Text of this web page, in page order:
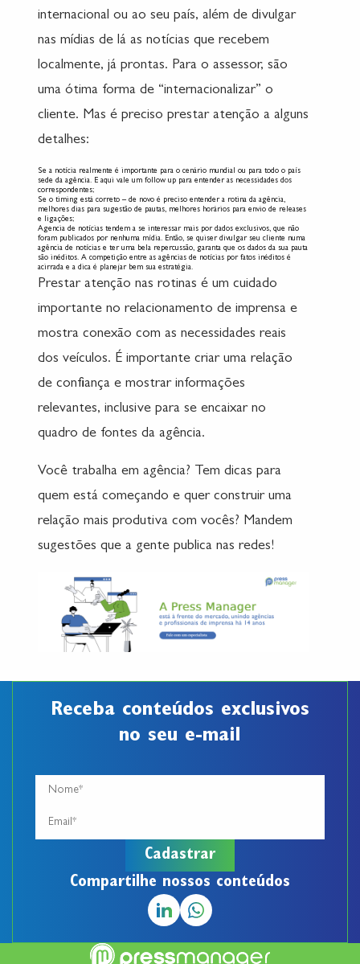
internacional ou ao seu país, além de divulgar
nas mídias de lá as notícias que recebem
localmente, já prontas. Para o assessor, são
uma ótima forma de “internacionalizar” o
cliente. Mas é preciso prestar atenção a alguns
detalhes:
Se a notícia realmente é importante para o cenário mundial ou para todo o país
sede da agência. E aqui vale um follow up para entender as necessidades dos
correspondentes;
Se o timing está correto – de novo é preciso entender a rotina da agência,
melhores dias para sugestão de pautas, melhores horários para envio de releases
e ligações;
Agencia de notícias tendem a se interessar mais por dados exclusivos, que não
foram publicados por nenhuma mídia. Então, se quiser divulgar seu cliente numa
agência de notícias e ter uma bela repercussão, garanta que os dados da sua pauta
são inéditos. A competição entre as agências de notícias por fatos inéditos é
acirrada e a dica é planejar bem sua estratégia.
Prestar atenção nas rotinas é um cuidado
importante no relacionamento de imprensa e
mostra conexão com as necessidades reais
dos veículos. É importante criar uma relação
de confiança e mostrar informações
relevantes, inclusive para se encaixar no
quadro de fontes da agência.
Você trabalha em agência? Tem dicas para
quem está começando e quer construir uma
relação mais produtiva com vocês? Mandem
sugestões que a gente publica nas redes!
Receba conteúdos exclusivos
no seu e-mail
Compartilhe nossos conteúdos